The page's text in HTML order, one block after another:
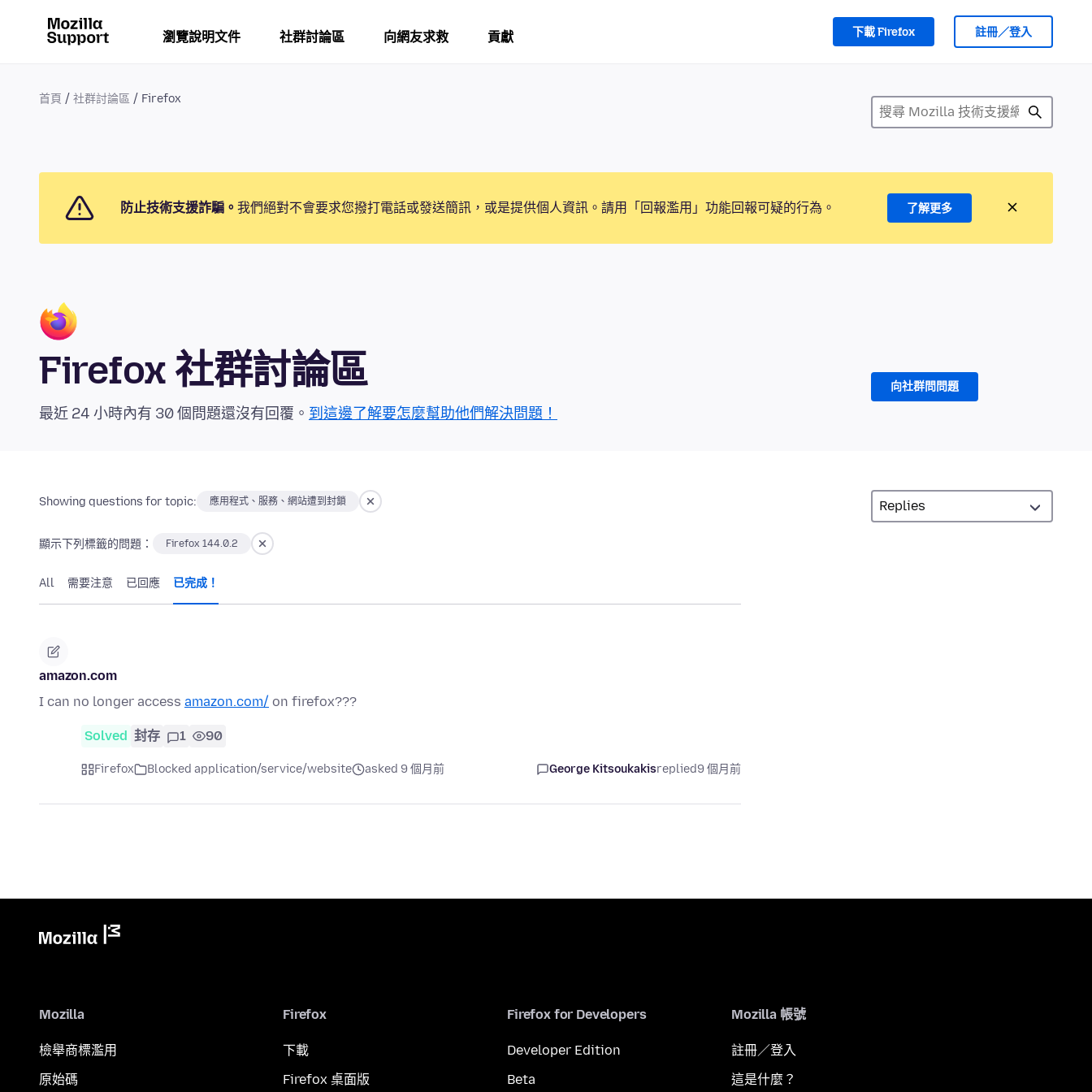
瀏覽說明文件 社群討論區 向網友求救 貢獻 下載 Firefox 註冊／登入
首頁 社群討論區 Firefox
防止技術支援詐騙。 我們絕對不會要求您撥打電話或發送簡訊，或是提供個人資訊。請用「回報濫用」功能回報可疑的行為。 了解更多
Firefox 社群討論區
最近 24 小時內有 30 個問題還沒有回覆。 到這邊了解要怎麼幫助他們解決問題！
向社群問問題
Showing questions for topic: 應用程式、服務、網站遭到封鎖
顯示下列標籤的問題： Firefox 144.0.2
All 需要注意 已回應 已完成！
amazon.com
I can no longer access amazon.com/ on firefox???
Solved 封存 1 90
Firefox Blocked application/service/website asked 9 個月前 George Kitsoukakisreplied9 個月前
Mozilla
檢舉商標濫用
原始碼
Firefox
下載
Firefox 桌面版
Firefox for Developers
Developer Edition
Beta
Mozilla 帳號
註冊／登入
這是什麼？